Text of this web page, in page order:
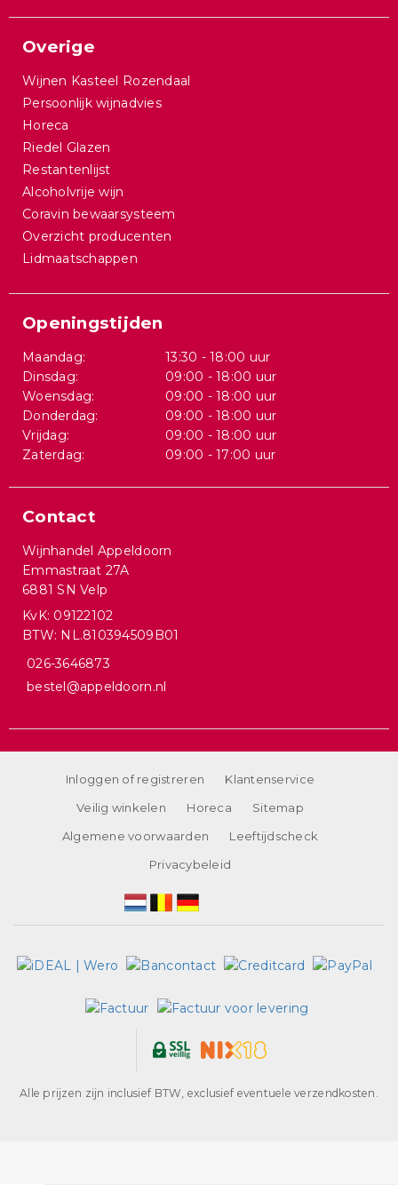
Overige
Wijnen Kasteel Rozendaal
Persoonlijk wijnadvies
Horeca
Riedel Glazen
Restantenlijst
Alcoholvrije wijn
Coravin bewaarsysteem
Overzicht producenten
Lidmaatschappen
Openingstijden
Maandag:
13:30 - 18:00 uur
Dinsdag:
09:00 - 18:00 uur
Woensdag:
09:00 - 18:00 uur
Donderdag:
09:00 - 18:00 uur
Vrijdag:
09:00 - 18:00 uur
Zaterdag:
09:00 - 17:00 uur
Contact
Wijnhandel Appeldoorn
Emmastraat 27A
6881 SN Velp
KvK: 09122102
BTW: NL.810394509B01
026-3646873
bestel@appeldoorn.nl
Inloggen of registreren
Klantenservice
Veilig winkelen
Horeca
Sitemap
Algemene voorwaarden
Leeftijdscheck
Privacybeleid
Alle prijzen zijn inclusief BTW, exclusief eventuele verzendkosten.